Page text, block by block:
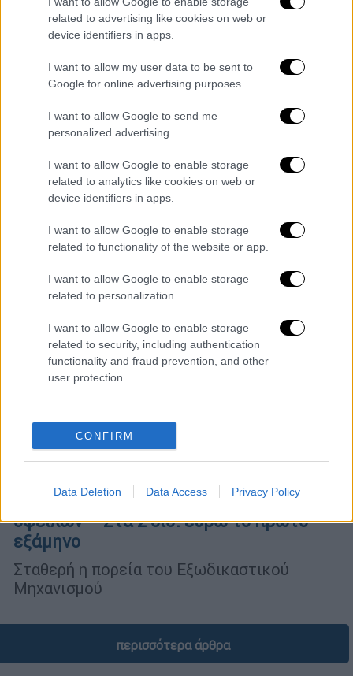
related to advertising like cookies on web or
device identifiers in apps.
I want to allow my user data to be sent to
Google for online advertising purposes.
I want to allow Google to send me
personalized advertising.
I want to allow Google to enable storage
related to analytics like cookies on web or
device identifiers in apps.
I want to allow Google to enable storage
related to functionality of the website or app.
I want to allow Google to enable storage
related to personalization.
I want to allow Google to enable storage
related to security, including authentication
functionality and fraud prevention, and other
user protection.
CONFIRM
Data Deletion Data Access Privacy Policy
Οικονομία 15.11.2025 12:02
Φιλικότερος πλέον ο εξωδικαστικός
μηχανισμός: Τα 5 βήματα για «κούρεμα»
και δόσεις - Τι αλλάζει
πληρωμών διευκολύνουν την τήρηση
βιώσιμων ρυθμίσεων
Εξωδικαστικός: Διευρύνεται η ρύθμιση
οφειλών – Στα 2 δισ. ευρώ το πρώτο
εξάμηνο
Σταθερή η πορεία του Εξωδικαστικού
Μηχανισμού
περισσότερα άρθρα